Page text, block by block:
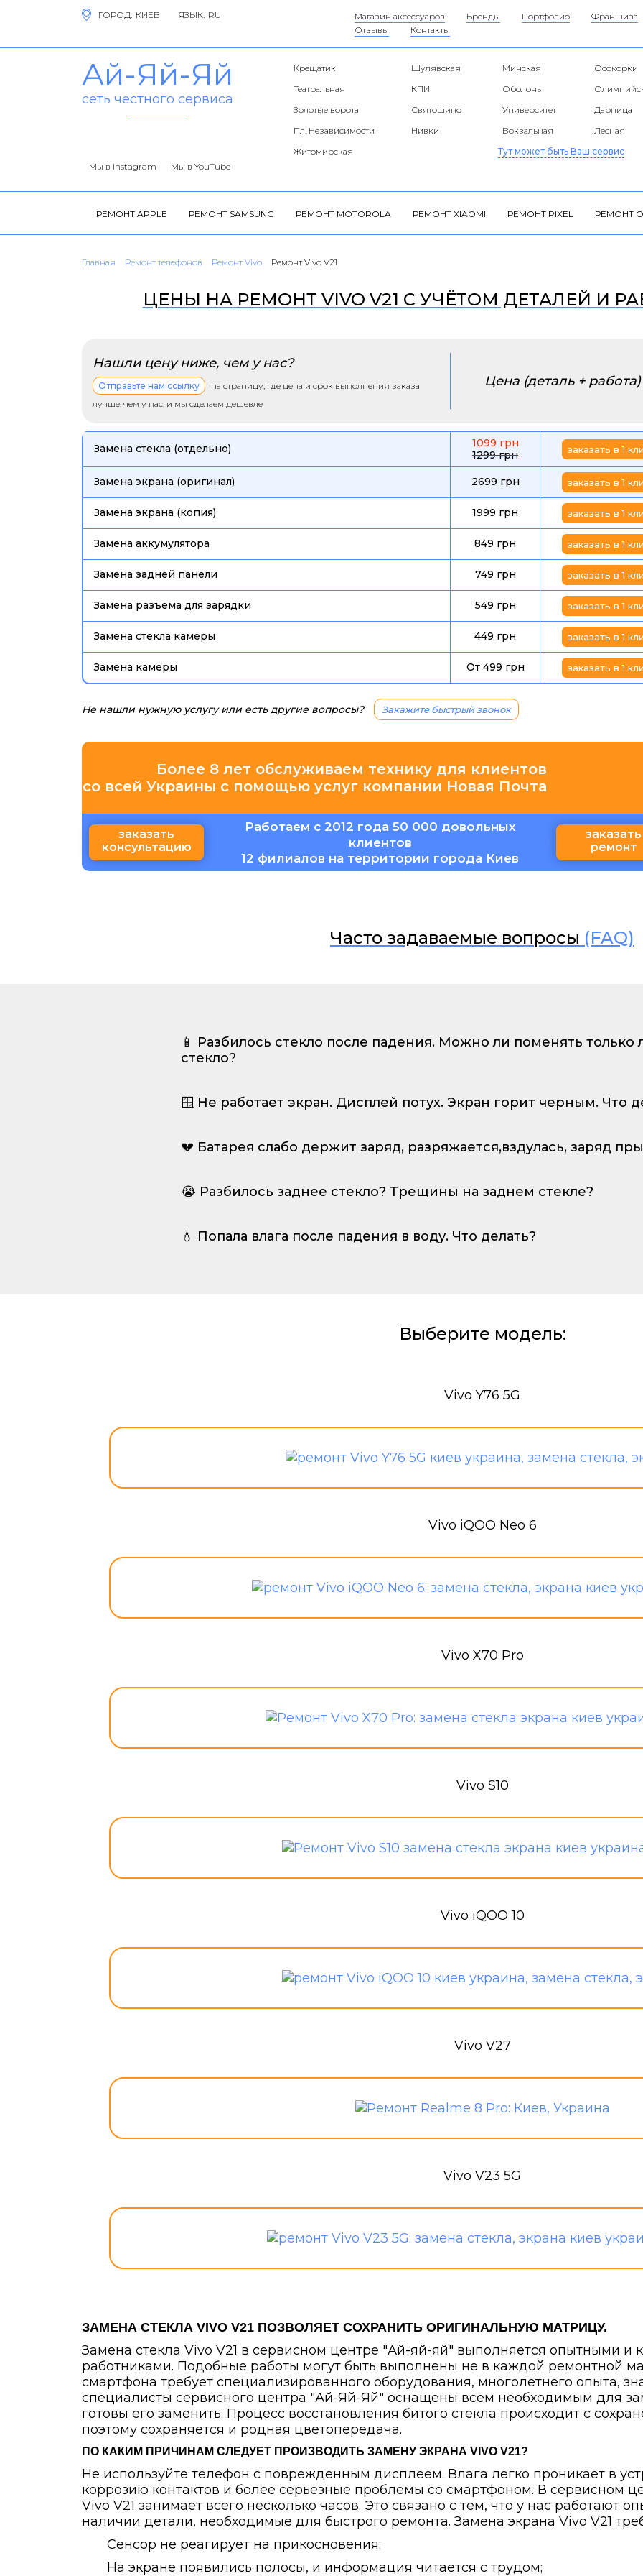
ГОРОД: ЯЗЫК: Магазин аксессуаров Бренды Портфолио
Франшиза
Отзывы
Контакты
Ай-Яй-Яй
сеть честного сервиса
Мы в Instagram Мы в YouTube
Крещатик Шулявская Минская
Осокорки
Театральная
КПИ Оболонь
Золотые ворота
Святошино Университет
Дарница
Пл. Независимости
Нивки Вокзальная
Лесная
Житомирская
Тут может быть Ваш сервис
РЕМОНТ APPLE РЕМОНТ SAMSUNG РЕМОНТ MOTOROLA РЕМОНТ XIAOMI РЕМОНТ PIXEL РЕМОНТ
Главная Ремонт телефонов Ремонт Vivo Ремонт Vivo V21
ЦЕНЫ НА РЕМОНТ VIVO V21 С УЧЁТОМ ДЕТАЛЕЙ И
Нашли цену ниже, чем у нас?
Отправьте нам ссылку
на страницу, где цена и срок выполнения заказа
лучше, чем у нас, и мы сделаем дешевле
Цена (деталь + работа)
Замена стекла (отдельно)
1099 грн
1299 грн
заказать в 1
Замена экрана (оригинал) 2699 грн заказать в 1
Замена экрана (копия) 1999 грн заказать в 1
Замена аккумулятора 849 грн заказать в 1
Замена задней панели 749 грн заказать в 1
Замена разъема для зарядки 549 грн заказать в 1
Замена стекла камеры 449 грн заказать в 1
Замена камеры От 499 грн заказать в 1
Не нашли нужную услугу или есть другие вопросы? Закажите быстрый звонок
Более 8 лет обслуживаем технику для клиентов
со всей Украины с помощью услуг компании Новая Почта
заказать
консультацию
Работаем с 2012 года 50 000 довольных
клиентов
12 филиалов на территории города Киев
заказать
ремонт
Часто задаваемые вопросы (FAQ)
📱 Разбилось стекло после падения. Можно ли поменять только
стекло?
🪟 Не работает экран. Дисплей потух. Экран горит черным. Что
💔 Батарея слабо держит заряд, разряжается,вздулась, заряд
😭 Разбилось заднее стекло? Трещины на заднем стекле?
💧 Попала влага после падения в воду. Что делать?
Выберите модель:
Vivo Y76 5G
Vivo iQOO Neo 6
Vivo X70 Pro
Vivo S10
Vivo iQOO 10
Vivo V27
Vivo V23 5G
ЗАМЕНА СТЕКЛА VIVO V21 ПОЗВОЛЯЕТ СОХРАНИТЬ ОРИГИНАЛЬНУЮ МАТРИЦУ.
Замена стекла Vivo V21 в сервисном центре "Ай-яй-яй" выполняется опытными
работниками. Подобные работы могут быть выполнены не в каждой ремонтной
смартфона требует специализированного оборудования, многолетнего опыта,
специалисты сервисного центра "Ай-Яй-Яй" оснащены всем необходимым для
готовы его заменить. Процесс восстановления битого стекла происходит с
поэтому сохраняется и родная цветопередача.
ПО КАКИМ ПРИЧИНАМ СЛЕДУЕТ ПРОИЗВОДИТЬ ЗАМЕНУ ЭКРАНА VIVO V21?
Не используйте телефон с поврежденным дисплеем. Влага легко проникает в
коррозию контактов и более серьезные проблемы со смартфоном. В сервисном
Vivo V21 занимает всего несколько часов. Это связано с тем, что у нас работают
наличии детали, необходимые для быстрого ремонта. Замена экрана Vivo V21
Сенсор не реагирует на прикосновения;
На экране появились полосы, и информация читается с трудом;